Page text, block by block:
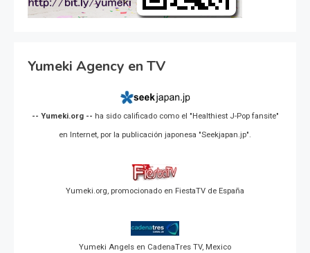
Yumeki Agency en TV
-- Yumeki.org -- ha sido calificado como el "Healthiest J-Pop fansite"
en Internet, por la publicación japonesa "Seekjapan.jp".
Yumeki.org, promocionado en FiestaTV de España
Yumeki Angels en CadenaTres TV, Mexico